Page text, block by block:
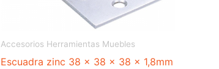
Accesorios Herramientas Muebles
Escuadra zinc 38 x 38 x 38 x 1,8mm